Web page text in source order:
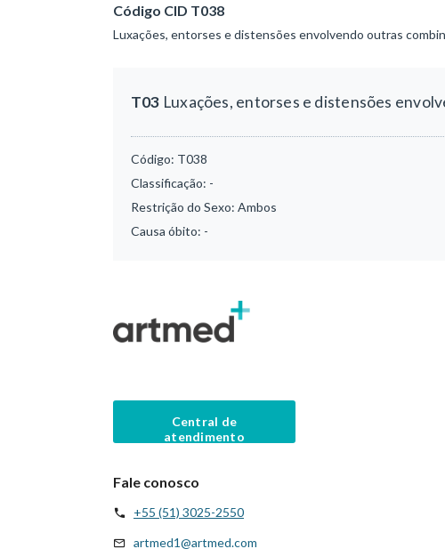
Código CID T038
Luxações, entorses e distensões envolvendo outras
T03 Luxações, entorses e distensões
Código: T038
Classificação: -
Restrição do Sexo: Ambos
Causa óbito: -
Central de
atendimento
Fale conosco
+55 (51) 3025-2550
artmed1@artmed.com